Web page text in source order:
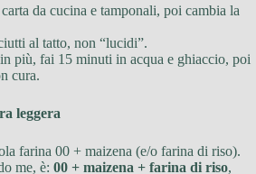
da cucina e tamponali, poi cambia la
al tatto, non “lucidi”.
più, fai 15 minuti in acqua e ghiaccio, poi
cura.
leggera
farina 00 + maizena (e/o farina di riso).
me, è: 00 + maizena + farina di riso,